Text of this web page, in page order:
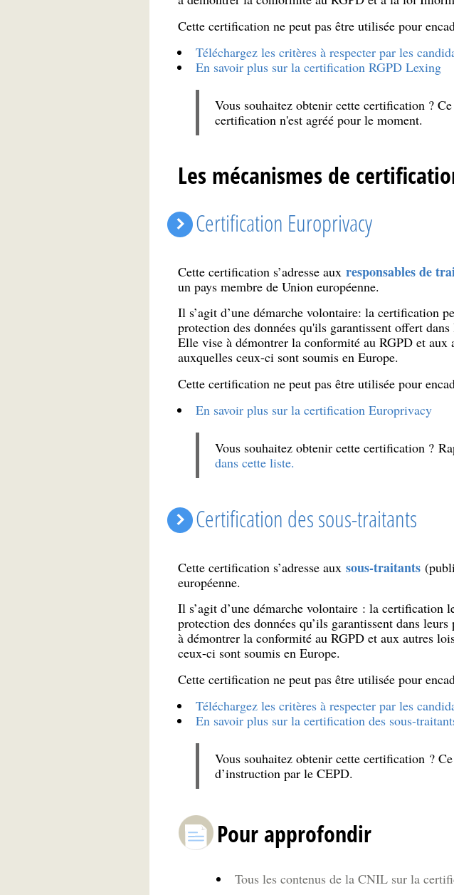
Cette certification ne peut pas être utilisée pour
Téléchargez les critères à respecter par les
En savoir plus sur la certification RGPD Lexing
Vous souhaitez obtenir cette certification ?
certification n'est agréé pour le moment.
Les mécanismes de
Certification Europrivacy
Cette certification s’adresse aux responsables de
un pays membre de Union européenne.
Il s’agit d’une démarche volontaire: la certification
protection des données qu'ils garantissent offert
Elle vise à démontrer la conformité au RGPD et aux
auxquelles ceux-ci sont soumis en Europe.
Cette certification ne peut pas être utilisée pour
En savoir plus sur la certification Europrivacy
Vous souhaitez obtenir cette certification ?
dans cette liste.
Certification des sous-traitants
Cette certification s’adresse aux sous-traitants
européenne.
Il s’agit d’une démarche volontaire : la certification
protection des données qu’ils garantissent dans
à démontrer la conformité au RGPD et aux autres
ceux-ci sont soumis en Europe.
Cette certification ne peut pas être utilisée pour
Téléchargez les critères à respecter par les
En savoir plus sur la certification des sous-
Vous souhaitez obtenir cette certification ?
d’instruction par le CEPD.
Pour approfondir
Tous les contenus de la CNIL sur la